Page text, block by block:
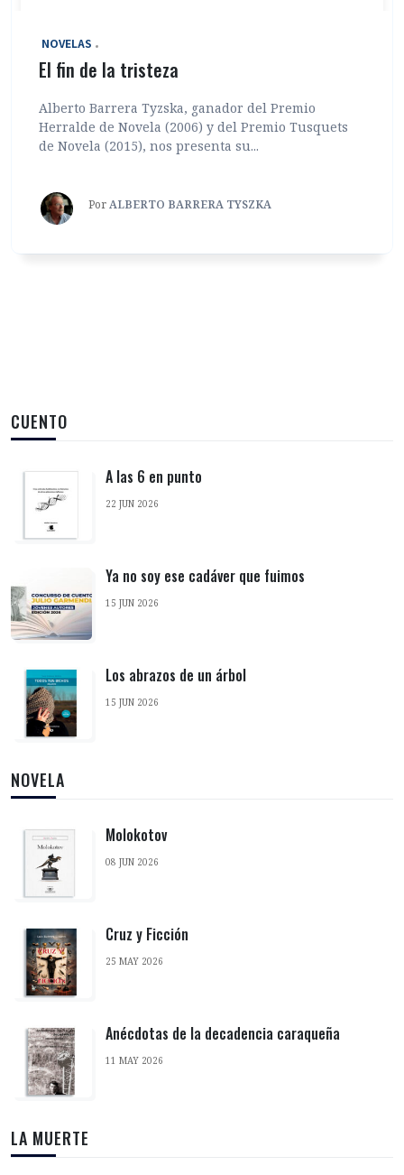
‎ NOVELAS
El fin de la tristeza
Alberto Barrera Tyzska, ganador del Premio
Herralde de Novela (2006) y del Premio Tusquets
de Novela (2015), nos presenta su...
PorALBERTO BARRERA TYSZKA
CUENTO
A las 6 en punto
22 JUN 2026
Ya no soy ese cadáver que fuimos
15 JUN 2026
Los abrazos de un árbol
15 JUN 2026
NOVELA
Molokotov
08 JUN 2026
Cruz y Ficción
25 MAY 2026
Anécdotas de la decadencia caraqueña
11 MAY 2026
LA MUERTE